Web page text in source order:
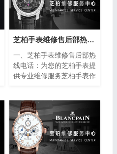
芝柏手表维修售后部热线电话(专业芝柏手表维修服务，售后热线24小时为您解答)
一、芝柏手表维修售后部热
线电话：为您的芝柏手表提
供专业维修服务芝柏手表作
全球消费者的青睐。然而，
即使是最优质的手表也无法
避免出现故障或需要保养的
情况。在这种情况下，芝柏
手表维修售后部热线电话成